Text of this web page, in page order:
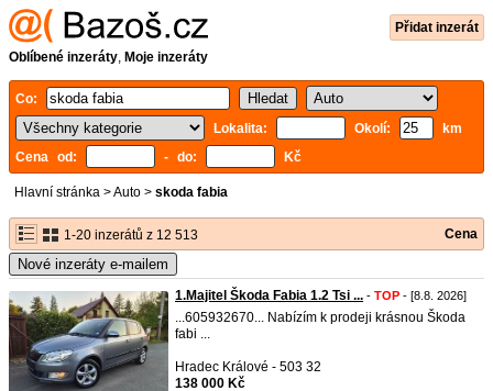
Přidat inzerát
Oblíbené inzeráty, Moje inzeráty
Co:
Lokalita:
Okolí:
km
Cena od:
- do: Kč
Hlavní stránka >Auto > skoda fabia
1-20 inzerátů z 12 513 Cena
Nové inzeráty e-mailem
1.Majitel Škoda Fabia 1.2 Tsi ... - TOP - [8.8. 2026]
...605932670... Nabízím k prodeji krásnou Škoda
fabi ...
Hradec Králové - 503 32
138 000 Kč